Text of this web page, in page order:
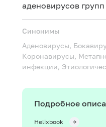
аденовирусов
Синонимы
Аденовирусы,
Коронавирусы,
инфекции,
Подробное
Helixbook